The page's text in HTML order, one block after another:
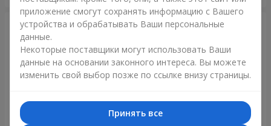
приложение смогут сохранять информацию с Вашего
устройства и обрабатывать Ваши персональные
данные.
Некоторые поставщики могут использовать Ваши
данные на основании законного интереса. Вы можете
изменить свой выбор позже по ссылке внизу страницы.
Принять все